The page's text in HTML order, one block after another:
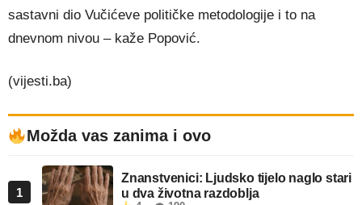
sastavni dio Vučićeve političke metodologije i to na
dnevnom nivou – kaže Popović.
(vijesti.ba)
Možda vas zanima i ovo
1
Znanstvenici: Ljudsko tijelo naglo stari
u dva životna razdoblja